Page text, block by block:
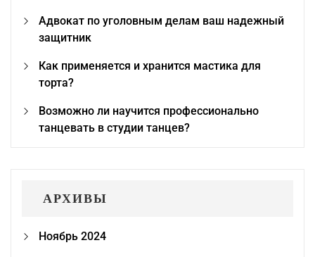
Адвокат по уголовным делам ваш надежный
защитник
Как применяется и хранится мастика для
торта?
Возможно ли научится профессионально
танцевать в студии танцев?
АРХИВЫ
Ноябрь 2024